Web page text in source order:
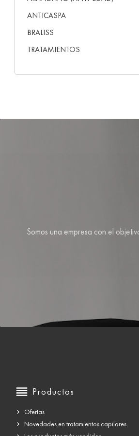
ANTICASPA
BRALISS
TRATAMIENTOS
Somos una empresa con el
reorder Productos
Ofertas
Novedades en tratamientos capilares.